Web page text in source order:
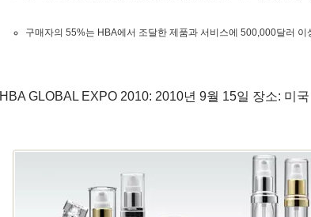
구매자의 55%는 HBA에서 조달한 제품과 서비스에 500,000달러 이
HBA GLOBAL EXPO 2010: 2010년 9월 15일 장소: 미